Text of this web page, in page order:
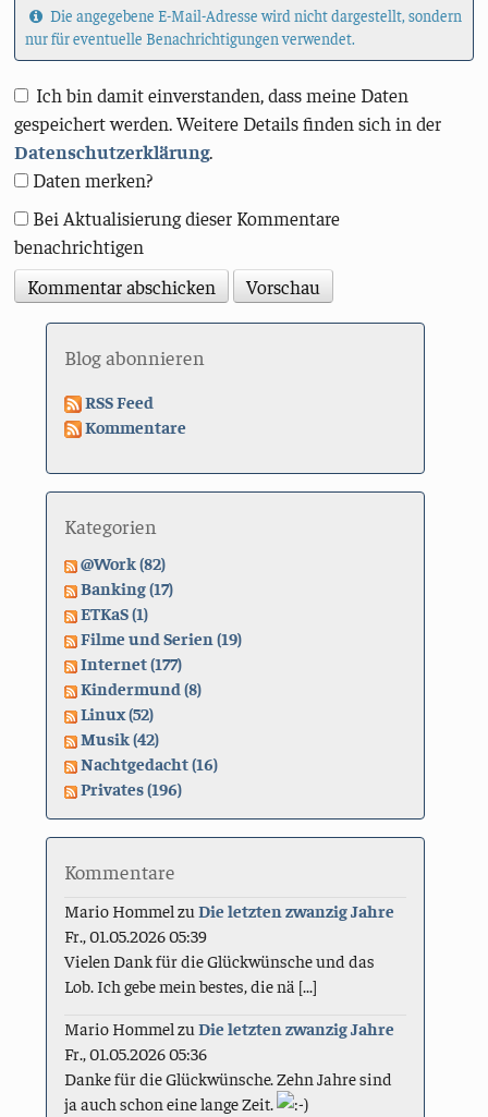
Die angegebene E-Mail-Adresse wird nicht dargestellt, sondern
nur für eventuelle Benachrichtigungen verwendet.
Ich bin damit einverstanden, dass meine Daten
gespeichert werden. Weitere Details finden sich in der
Datenschutzerklärung.
Daten merken?
Bei Aktualisierung dieser Kommentare
benachrichtigen
Blog abonnieren
RSS Feed
Kommentare
Kategorien
@Work (82)
Banking (17)
ETKaS (1)
Filme und Serien (19)
Internet (177)
Kindermund (8)
Linux (52)
Musik (42)
Nachtgedacht (16)
Privates (196)
Kommentare
Mario Hommel zuDie letzten zwanzig Jahre
Fr., 01.05.2026 05:39
Vielen Dank für die Glückwünsche und das
Lob. Ich gebe mein bestes, die nä [...]
Mario Hommel zuDie letzten zwanzig Jahre
Fr., 01.05.2026 05:36
Danke für die Glückwünsche. Zehn Jahre sind
ja auch schon eine lange Zeit.